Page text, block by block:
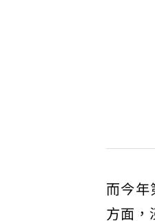
而今
方面，